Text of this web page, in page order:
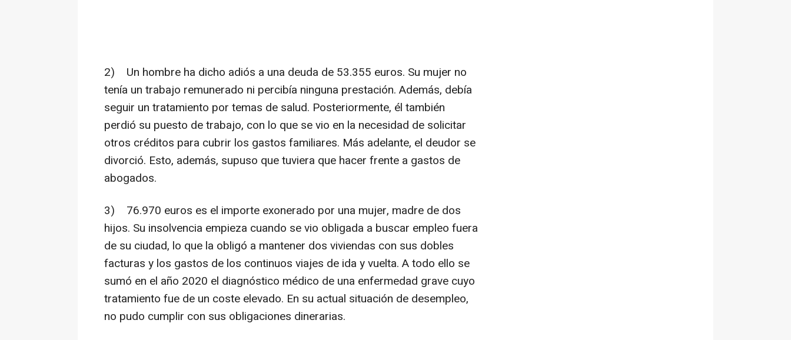
2) Un hombre ha dicho adiós a una deuda de 53.355 euros. Su mujer no
tenía un trabajo remunerado ni percibía ninguna prestación. Además, debía
seguir un tratamiento por temas de salud. Posteriormente, él también
perdió su puesto de trabajo, con lo que se vio en la necesidad de solicitar
otros créditos para cubrir los gastos familiares. Más adelante, el deudor se
divorció. Esto, además, supuso que tuviera que hacer frente a gastos de
abogados.
3) 76.970 euros es el importe exonerado por una mujer, madre de dos
hijos. Su insolvencia empieza cuando se vio obligada a buscar empleo fuera
de su ciudad, lo que la obligó a mantener dos viviendas con sus dobles
facturas y los gastos de los continuos viajes de ida y vuelta. A todo ello se
sumó en el año 2020 el diagnóstico médico de una enfermedad grave cuyo
tratamiento fue de un coste elevado. En su actual situación de desempleo,
no pudo cumplir con sus obligaciones dinerarias.